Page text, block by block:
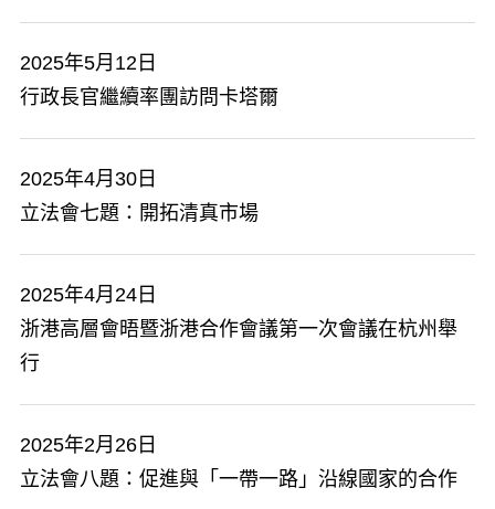
2025年5月12日
行政長官繼續率團訪問卡塔爾
2025年4月30日
立法會七題：開拓清真市場
2025年4月24日
浙港高層會晤暨浙港合作會議第一次會議在杭州舉
行
2025年2月26日
立法會八題：促進與「一帶一路」沿線國家的合作